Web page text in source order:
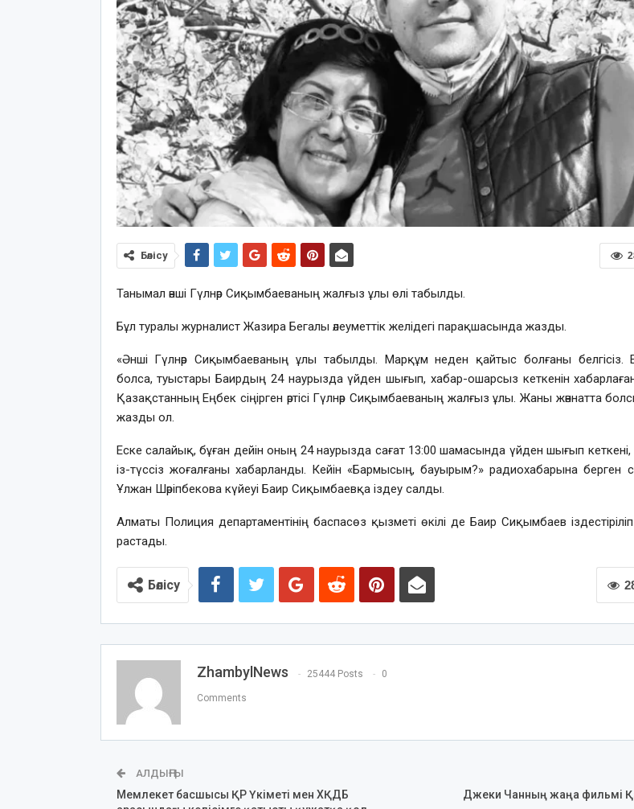
Бөлісу
Танымал әнші Гүлнәр Сиқымбаеваның жалғыз ұлы өлі табылды.
Бұл туралы журналист Жазира Бегалы әлеуметтік желідегі парақшасында жазды.
«Әнші Гүлнәр Сиқымбаеваның ұлы табылды. Марқұм неден қайтыс болғаны белгісіз.
болса, туыстары Баирдың 24 наурызда үйден шығып, хабар-ошарсыз кеткенін
Қазақстанның Еңбек сіңірген әртісі Гүлнәр Сиқымбаеваның жалғыз ұлы. Жаны жәннатта
жазды ол.
Еске салайық, бұған дейін оның 24 наурызда сағат 13:00 шамасында үйден шығып кеткені,
із-түссіз жоғалғаны хабарланды. Кейін «Бармысың, бауырым?» радиохабарына берген
Ұлжан Шәріпбекова күйеуі Баир Сиқымбаевқа іздеу салды.
Алматы Полиция департаментінің баспасөз қызметі өкілі де Баир Сиқымбаев
растады.
Бөлісу
ZhambylNews 25444 Posts 0
Comments
АЛДЫҢҒЫ
Мемлекет басшысы ҚР Үкіметі мен ХҚДБ
Джеки Чанның жаңа фильмі